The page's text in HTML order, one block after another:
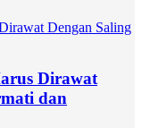
Dirawat
dan